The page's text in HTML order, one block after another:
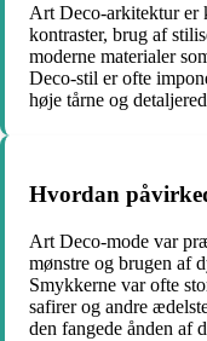
Art Deco-arkitektur er
kontraster, brug af
moderne materialer
Deco-stil er ofte
høje tårne ​​og
Hvordan
Art Deco-mode var
mønstre og brugen af
Smykkerne var ofte
safirer og andre
den fangede ånden af